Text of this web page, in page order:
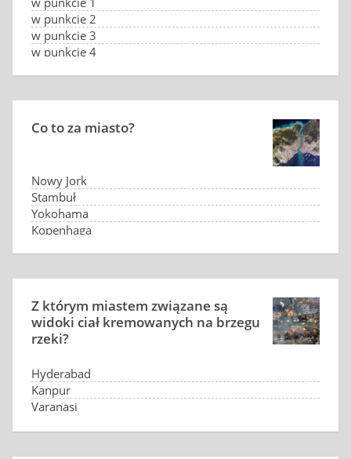
w punkcie 2
w punkcie 3
w punkcie 4
Co to za miasto?
Nowy Jork
Stambuł
Yokohama
Kopenhaga
Z którym miastem związane są
widoki ciał kremowanych na brzegu
rzeki?
Hyderabad
Kanpur
Varanasi